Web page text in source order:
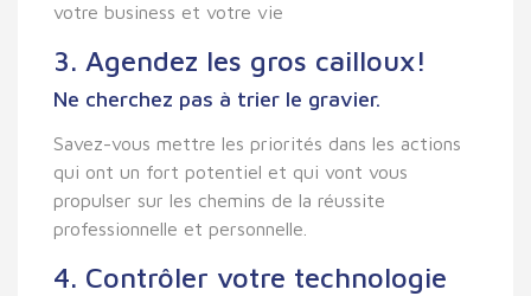
votre business et votre vie
3. Agendez les gros cailloux!
Ne cherchez pas à trier le gravier.
Savez-vous mettre les priorités dans les actions
qui ont un fort potentiel et qui vont vous
propulser sur les chemins de la réussite
professionnelle et personnelle.
4. Contrôler votre technologie